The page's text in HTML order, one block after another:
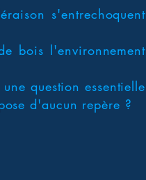
s'entrechoquent
bois l'environnement
question essentielle
d'aucun repère ?